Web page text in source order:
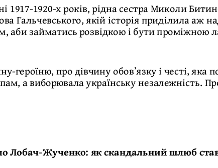
1917-1920-х років, рідна сестра Миколи
Гальчевського, якій історія приділила аж
аби займатись розвідкою і бути проміжною
героїню, про дівчину обовʼязку і честі, яка
а виборювала українську незалежність.
Лобач-Жученко: як скандальний шлюб